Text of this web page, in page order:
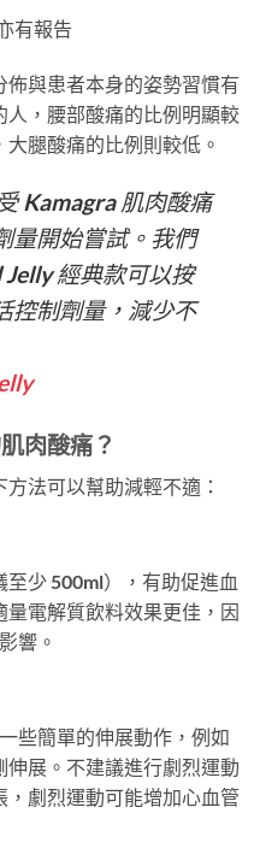
有報告
與患者本身的姿勢習慣有
，腰部酸痛的比例明顯較
腿酸痛的比例則較低。
Kamagra 肌肉酸痛
量開始嘗試。我們
經典款可以按
控制劑量，減少不
肉酸痛？
法可以幫助減輕不適：
少 500ml），有助促進血
電解質飲料效果更佳，因
響。
些簡單的伸展動作，例如
展。不建議進行劇烈運動
劇烈運動可能增加心血管